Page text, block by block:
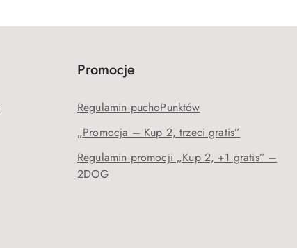
Promocje
Regulamin puchoPunktów
„Promocja – Kup 2, trzeci gratis”
Regulamin promocji „Kup 2, +1 gratis” –
2DOG